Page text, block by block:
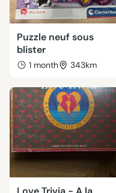
Puzzle neuf sous
blister
1 month 343km